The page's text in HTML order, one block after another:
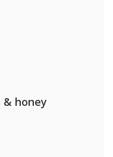
& honey